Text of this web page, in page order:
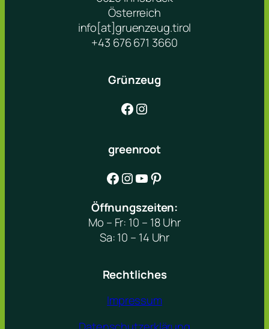
Österreich
info[at]gruenzeug.tirol
+43 676 671 3660
Grünzeug
Facebook Instagram
greenroot
Facebook Instagram YouTube Pinterest
Öffnungszeiten:
Mo – Fr: 10 – 18 Uhr
Sa: 10 – 14 Uhr
Rechtliches
Impressum